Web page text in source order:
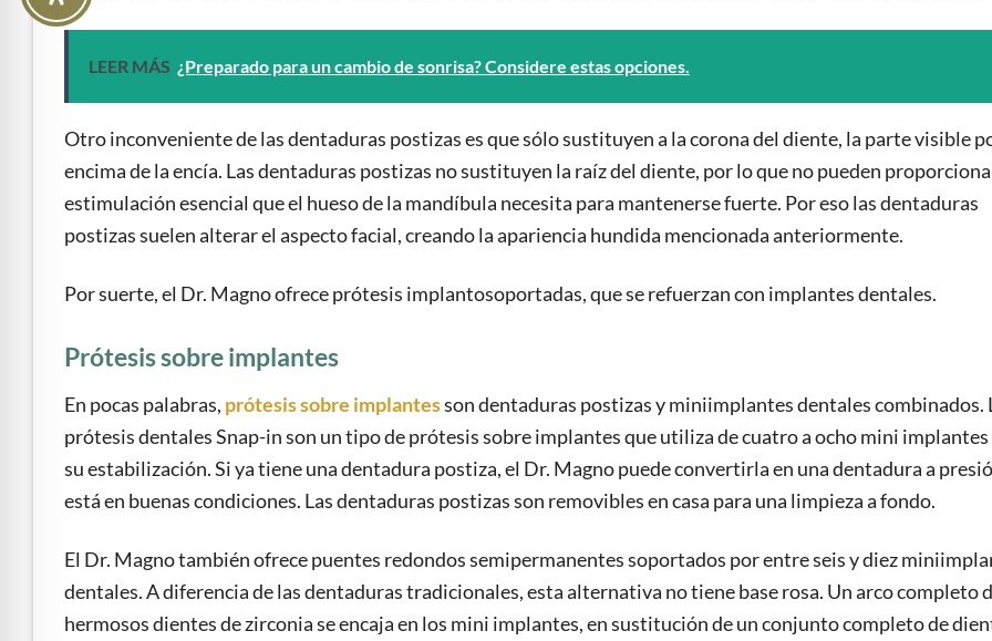
LEER MÁS ¿Preparado para un cambio de sonrisa? Considere estas opciones.
Otro inconveniente de las dentaduras postizas es que sólo sustituyen a la corona del diente, la parte visible
encima de la encía. Las dentaduras postizas no sustituyen la raíz del diente, por lo que no pueden
estimulación esencial que el hueso de la mandíbula necesita para mantenerse fuerte. Por eso las dentaduras
postizas suelen alterar el aspecto facial, creando la apariencia hundida mencionada anteriormente.
Por suerte, el Dr. Magno ofrece prótesis implantosoportadas, que se refuerzan con implantes dentales.
Prótesis sobre implantes
En pocas palabras, prótesis sobre implantesson dentaduras postizas y miniimplantes dentales combinados.
prótesis dentales Snap-in son un tipo de prótesis sobre implantes que utiliza de cuatro a ocho mini implantes
su estabilización. Si ya tiene una dentadura postiza, el Dr. Magno puede convertirla en una dentadura a
está en buenas condiciones. Las dentaduras postizas son removibles en casa para una limpieza a fondo.
El Dr. Magno también ofrece puentes redondos semipermanentes soportados por entre seis y diez
dentales. A diferencia de las dentaduras tradicionales, esta alternativa no tiene base rosa. Un arco completo
hermosos dientes de zirconia se encaja en los mini implantes, en sustitución de un conjunto completo de